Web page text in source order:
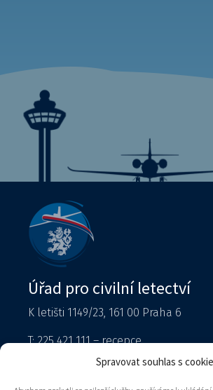
Spravovat souhlas s
Úřad pro civilní letectví
K letišti 1149/23, 161 00 Praha 6
T: 225 421 111 – recepce